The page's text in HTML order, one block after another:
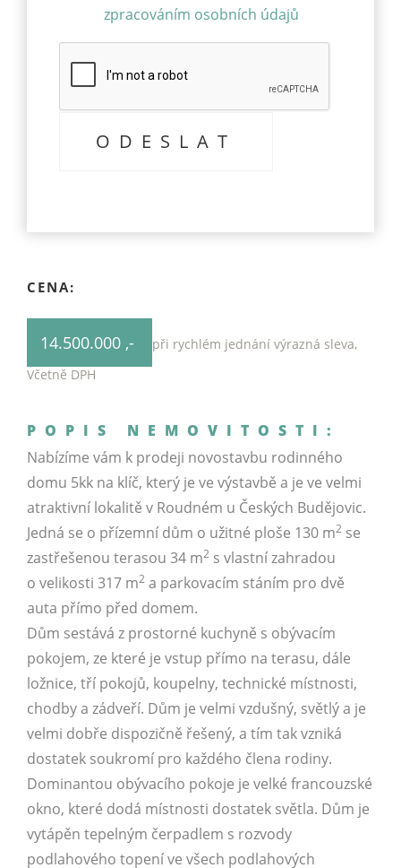
zpracováním osobních údajů
CENA:
14.500.000 ,-
při rychlém jednání výrazná sleva,
Včetně DPH
POPIS NEMOVITOSTI:
Nabízíme vám k prodeji novostavbu rodinného
domu 5kk na klíč, který je ve výstavbě a je ve velmi
atraktivní lokalitě v Roudném u Českých Budějovic.
Jedná se o přízemní dům o užitné ploše 130 m2 se
zastřešenou terasou 34 m2 s vlastní zahradou
o velikosti 317 m2 a parkovacím stáním pro dvě
auta přímo před domem.
Dům sestává z prostorné kuchyně s obývacím
pokojem, ze které je vstup přímo na terasu, dále
ložnice, tří pokojů, koupelny, technické místnosti,
chodby a zádveří. Dům je velmi vzdušný, světlý a je
velmi dobře dispozičně řešený, a tím tak vzniká
dostatek soukromí pro každého člena rodiny.
Dominantou obývacího pokoje je velké francouzské
okno, které dodá místnosti dostatek světla. Dům je
vytápěn tepelným čerpadlem s rozvody
podlahového topení ve všech podlahových